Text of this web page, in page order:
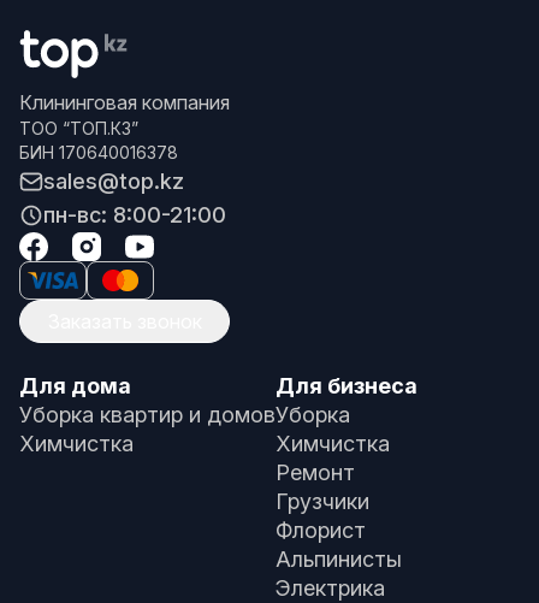
Клининговая компания
ТОО “ТОП.КЗ”
БИН 170640016378
sales@top.kz
пн-вс: 8:00-21:00
Для дома
Уборка квартир и домов
Химчистка
Для бизнеса
Уборка
Химчистка
Ремонт
Грузчики
Флорист
Альпинисты
Электрика